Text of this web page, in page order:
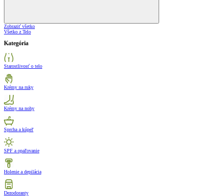
Zobraziť všetko
Všetko z Telo
Kategória
Starostlivosť o telo
Krémy na ruky
Krémy na nohy
Sprcha a kúpeľ
SPF a opaľovanie
Holenie a depilácia
Dezodoranty